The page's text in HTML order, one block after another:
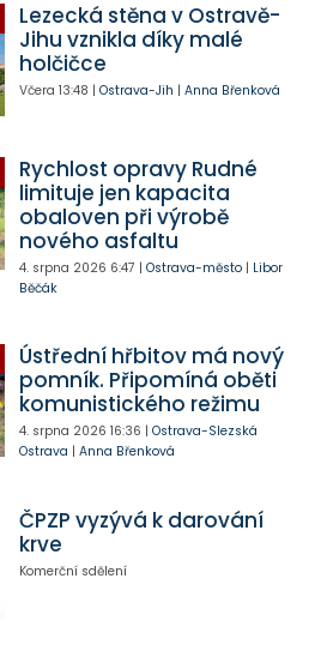
Lezecká stěna v Ostravě-
Jihu vznikla díky malé
holčičce
Včera 13:48 | Ostrava-Jih | Anna Břenková
Rychlost opravy Rudné
limituje jen kapacita
obaloven při výrobě
nového asfaltu
4. srpna 2026 6:47 | Ostrava-město| Libor
Běčák
Ústřední hřbitov má nový
pomník. Připomíná oběti
komunistického režimu
4. srpna 2026 16:36 | Ostrava-Slezská
Ostrava | Anna Břenková
ČPZP vyzývá k darování
krve
Komerční sdělení